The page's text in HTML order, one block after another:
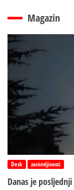
Magazin
Desk zanimljivosti
Danas je